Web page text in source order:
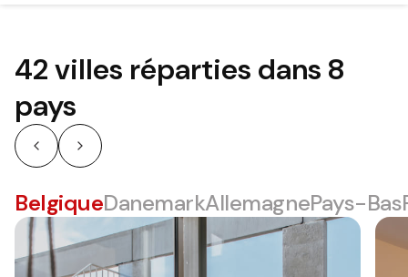
42 villes réparties dans 8
pays
BelgiqueDanemarkAllemagnePays-Bas